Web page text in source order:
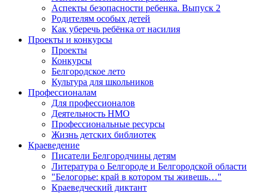
Аспекты безопасности ребенка. Выпуск 2
Родителям особых детей
Как уберечь ребёнка от насилия
Проекты и конкурсы
Проекты
Конкурсы
Белгородское лето
Культура для школьников
Профессионалам
Для профессионалов
Деятельность НМО
Профессиональные ресурсы
Жизнь детских библиотек
Краеведение
Писатели Белгородчины детям
Литература о Белгороде и Белгородской области
"Белогорье: край в котором ты живешь…"
Краеведческий диктант